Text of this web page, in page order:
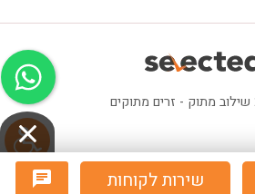
שירות לקוחות